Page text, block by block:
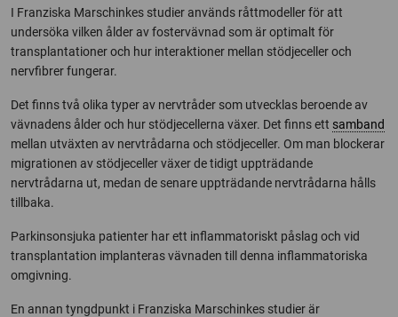
I Franziska Marschinkes studier används råttmodeller för att
undersöka vilken ålder av fostervävnad som är optimalt för
transplantationer och hur interaktioner mellan stödjeceller och
nervfibrer fungerar.
Det finns två olika typer av nervtråder som utvecklas beroende av
vävnadens ålder och hur stödjecellerna växer. Det finns ett samband
mellan utväxten av nervtrådarna och stödjeceller. Om man blockerar
migrationen av stödjeceller växer de tidigt uppträdande
nervtrådarna ut, medan de senare uppträdande nervtrådarna hålls
tillbaka.
Parkinsonsjuka patienter har ett inflammatoriskt påslag och vid
transplantation implanteras vävnaden till denna inflammatoriska
omgivning.
En annan tyngdpunkt i Franziska Marschinkes studier är